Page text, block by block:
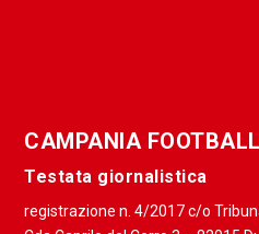
CAMPANIA
Testata giornalistica
registrazione n. 4/2017 c/o